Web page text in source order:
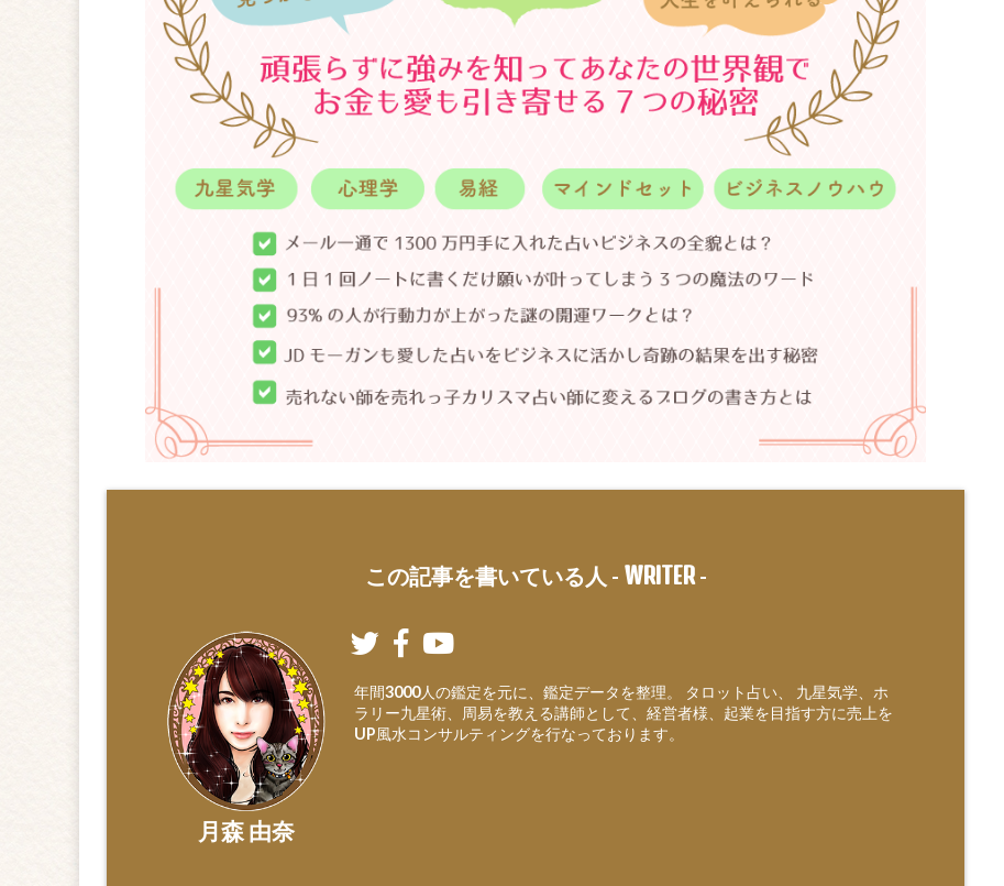
この記事を書いている人 - WRITER-
月森 由奈
年間3000人の鑑定を元に、鑑定データを整理。 タロット占い、 九星気学、ホ
ラリー九星術、周易を教える講師として、経営者様、起業を目指す方に売上を
UP風水コンサルティングを行なっております。